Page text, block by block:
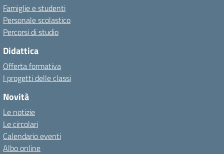
Famiglie e studenti
Personale scolastico
Percorsi di studio
Didattica
Offerta formativa
I progetti delle classi
Novità
Le notizie
Le circolari
Calendario eventi
Albo online